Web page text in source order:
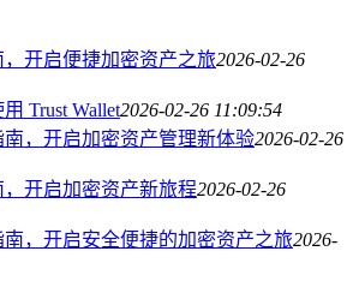
，开启便捷加密资产之旅2026-02-26
Trust Wallet2026-02-26 11:09:54
南，开启加密资产管理新体验2026-02-26
，开启加密资产新旅程2026-02-26
南，开启安全便捷的加密资产之旅2026-